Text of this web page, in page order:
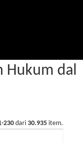
230dari 30.935 item.